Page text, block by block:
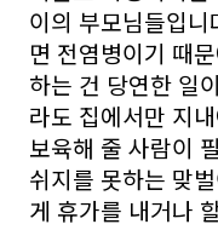
이의 부모님들입
면 전염병이기 때
하는 건 당연한 일
라도 집에서만 지
보육해 줄 사람이
쉬지를 못하는 맞
게 휴가를 내거나